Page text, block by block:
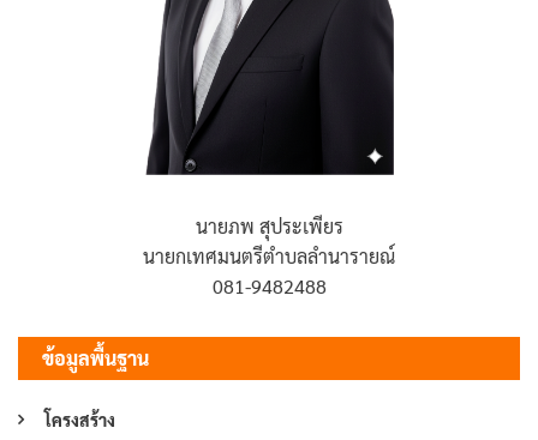
นายภพ สุประเพียร
นายกเทศมนตรีตำบลลำนารายณ์
081-9482488
ข้อมูลพื้นฐาน
โครงสร้าง